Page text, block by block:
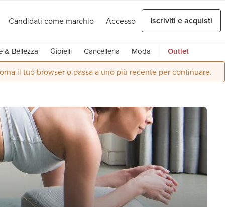
Candidati come marchio Accesso Iscriviti e acquisti
& Bellezza Gioielli Cancelleria Moda Outlet
il tuo browser o passa a uno più recente per continuare.